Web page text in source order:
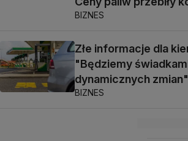
BIZNES
Złe informacje dla
"Będziemy
dynamicznych zmian"
BIZNES